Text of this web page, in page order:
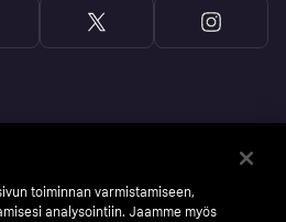
toiminnan varmistamiseen,
analysointiin. Jaamme myös